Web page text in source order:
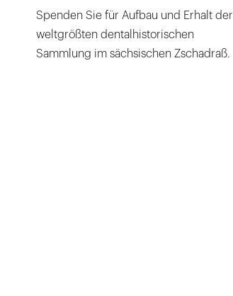
Spenden Sie für Aufbau und Erhalt der
weltgrößten dentalhistorischen
Sammlung im sächsischen Zschadraß.